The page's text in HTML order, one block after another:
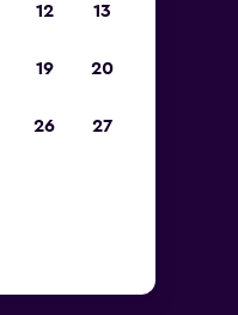
12 13
19 20
26 27